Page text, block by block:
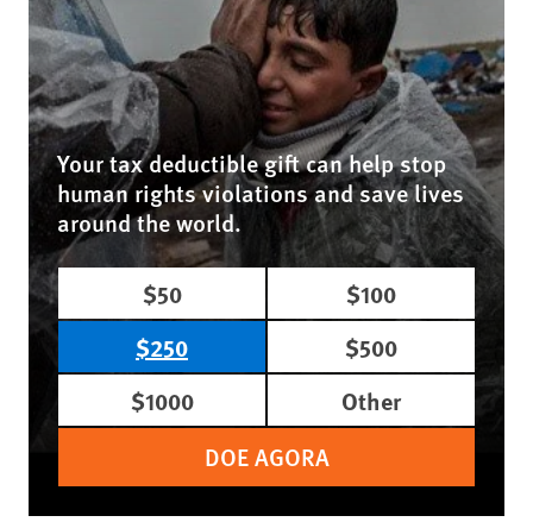
Your tax deductible gift can help stop
human rights violations and save lives
around the world.
$50
$100
$250
$500
$1000
Other
DOE AGORA